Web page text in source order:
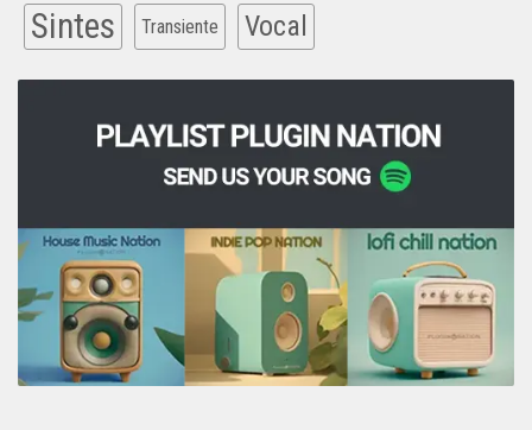
Sintes Transiente Vocal